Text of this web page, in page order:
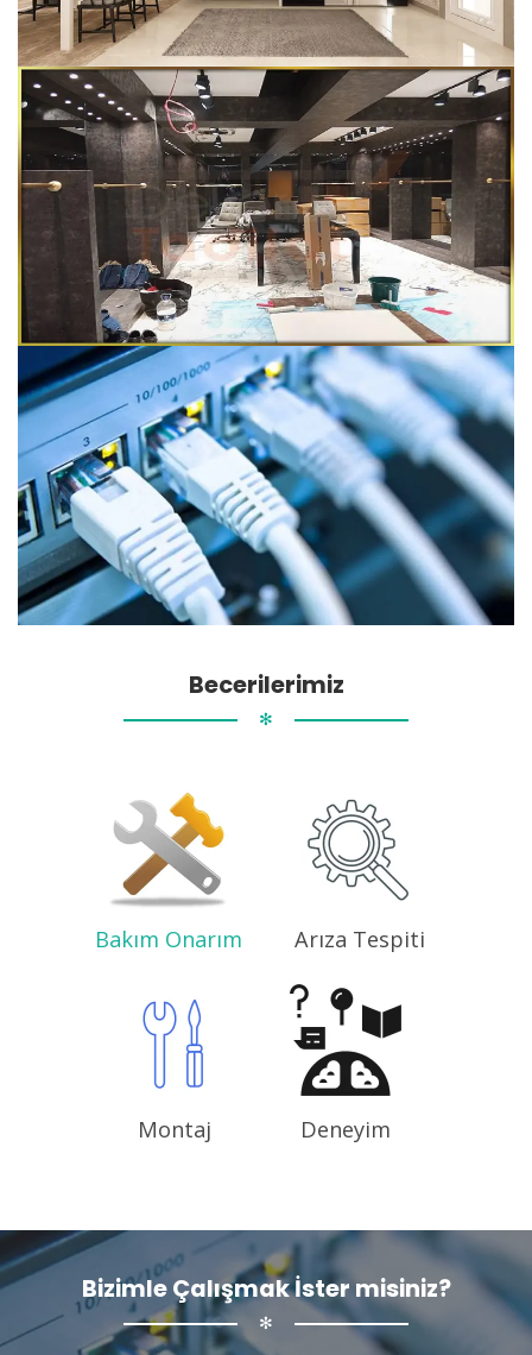
Becerilerimiz
✻
Bakım Onarım Arıza Tespiti
Montaj Deneyim
Bizimle Çalışmak İster misiniz?
✻